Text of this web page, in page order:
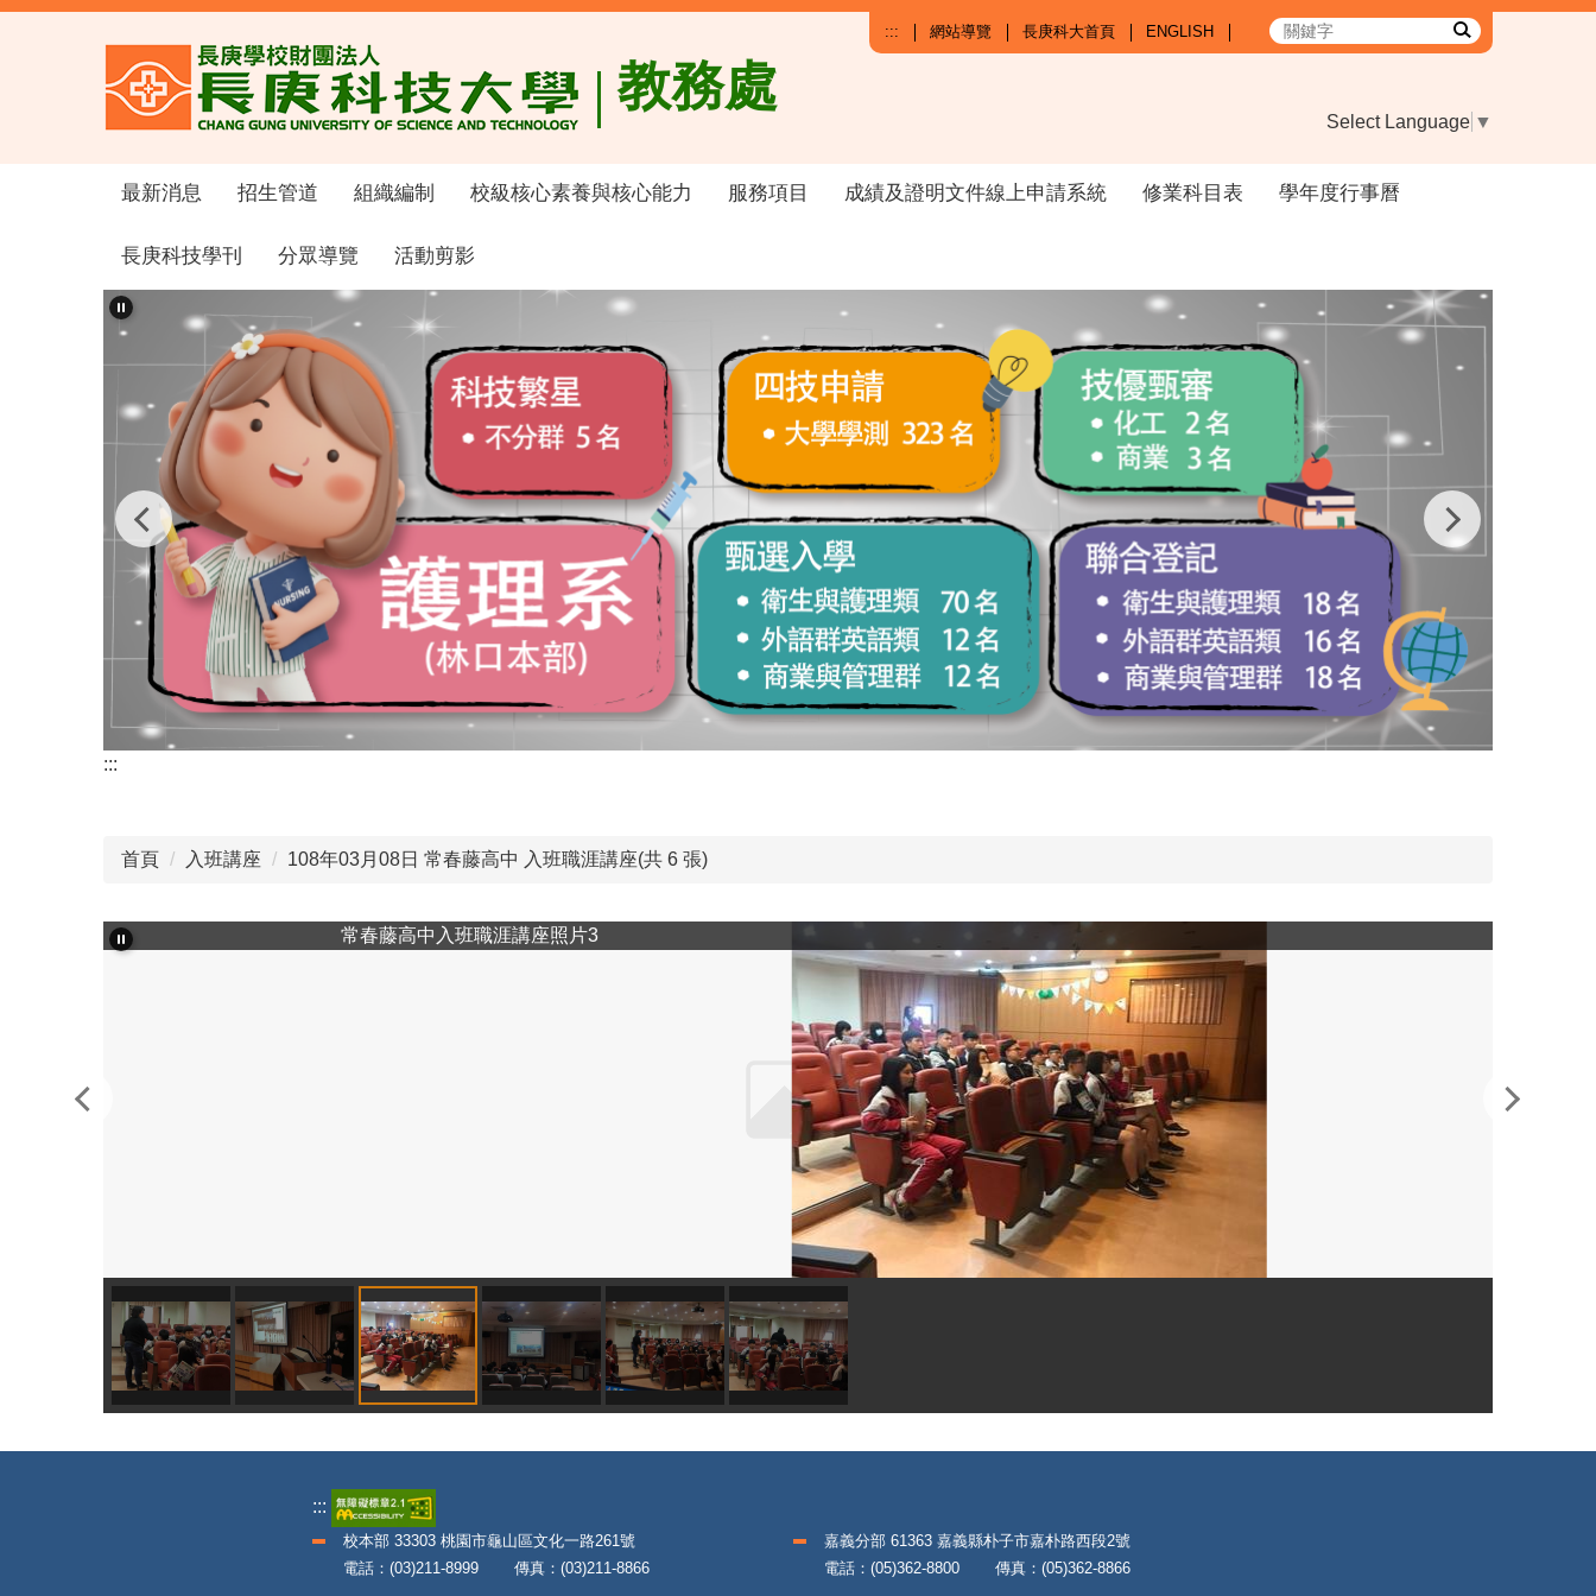
跳
教務處
::: 網站導覽 長庚科大首頁 ENGLISH
Select Language ▼
最新消息 招生管道 組織編制 校級核心素養與核心能力 服務項目 成績及證明文件線上申請系統 修業科目表 學年度行事曆
長庚科技學刊 分眾導覽 活動剪影
:::
首頁 入班講座 108年03月08日 常春藤高中 入班職涯講座(共 6 張)
常春藤高中入班職涯講座照片3
:::
校本部 33303 桃園市龜山區文化一路261號
電話：(03)211-8999 傳真：(03)211-8866
嘉義分部 61363 嘉義縣朴子市嘉朴路西段2號
電話：(05)362-8800 傳真：(05)362-8866